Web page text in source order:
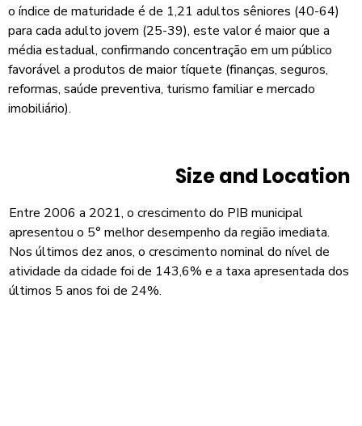
o índice de maturidade é de 1,21 adultos sêniores (40-64)
para cada adulto jovem (25-39), este valor é maior que a
média estadual, confirmando concentração em um público
favorável a produtos de maior tíquete (finanças, seguros,
reformas, saúde preventiva, turismo familiar e mercado
imobiliário).
Size and Location
Entre 2006 a 2021, o crescimento do PIB municipal
apresentou o 5° melhor desempenho da região imediata.
Nos últimos dez anos, o crescimento nominal do nível de
atividade da cidade foi de 143,6% e a taxa apresentada dos
últimos 5 anos foi de 24%.